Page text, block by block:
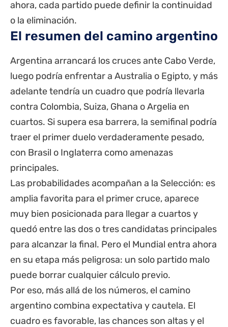
ahora, cada partido puede definir la continuidad
o la eliminación.
El resumen del camino argentino
Argentina arrancará los cruces ante Cabo Verde,
luego podría enfrentar a Australia o Egipto, y más
adelante tendría un cuadro que podría llevarla
contra Colombia, Suiza, Ghana o Argelia en
cuartos. Si supera esa barrera, la semifinal podría
traer el primer duelo verdaderamente pesado,
con Brasil o Inglaterra como amenazas
principales.
Las probabilidades acompañan a la Selección: es
amplia favorita para el primer cruce, aparece
muy bien posicionada para llegar a cuartos y
quedó entre las dos o tres candidatas principales
para alcanzar la final. Pero el Mundial entra ahora
en su etapa más peligrosa: un solo partido malo
puede borrar cualquier cálculo previo.
Por eso, más allá de los números, el camino
argentino combina expectativa y cautela. El
cuadro es favorable, las chances son altas y el